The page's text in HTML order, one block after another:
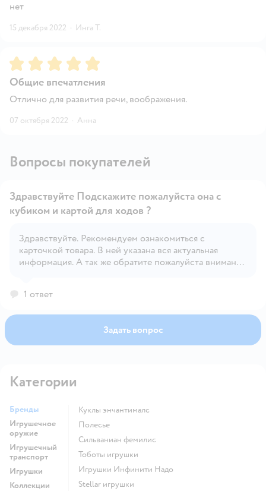
нет
15 декабря 2022 · Инга Т.
Рейтинг:5
Общие впечатления
Отлично для развития речи, воображения.
07 октября 2022 · Анна
Вопросы покупателей
Открыть вопрос
Здравствуйте Подскажите пожалуйста она с
кубиком и картой для ходов ?
Здравствуйте. Рекомендуем ознакомиться с
карточкой товара. В ней указана вся актуальная
информация. А так же обратите пожалуйста внимание
1 ответ
Задать вопрос
Категории
Бренды
Игрушечное
оружие
Игрушечный
транспорт
Игрушки
Коллекции
Куклы энчантималс
Полесье
Сильваниан фемилис
Тоботы игрушки
Игрушки Инфинити Надо
Stellar игрушки